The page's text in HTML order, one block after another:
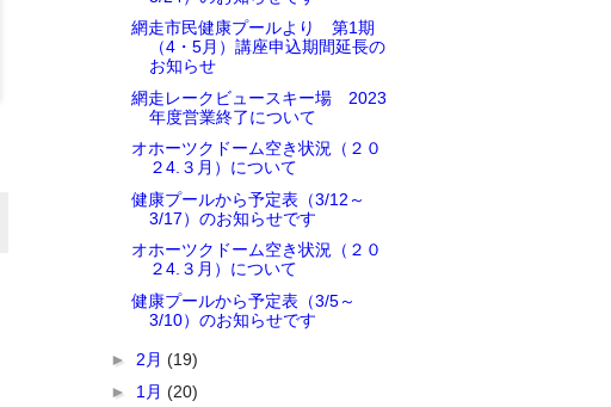
網走市民健康プールより 第1期
（4・5月）講座申込期間延長の
お知らせ
網走レークビュースキー場 2023
年度営業終了について
オホーツクドーム空き状況（２０
２4.３月）について
健康プールから予定表（3/12～
3/17）のお知らせです
オホーツクドーム空き状況（２０
２4.３月）について
健康プールから予定表（3/5～
3/10）のお知らせです
► 2月 (19)
► 1月 (20)